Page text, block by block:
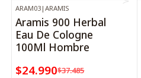
-33%OFF
ARAM03 |ARAMIS
Aramis 900 Herbal
Eau De Cologne
100Ml Hombre
$24.990$37.485